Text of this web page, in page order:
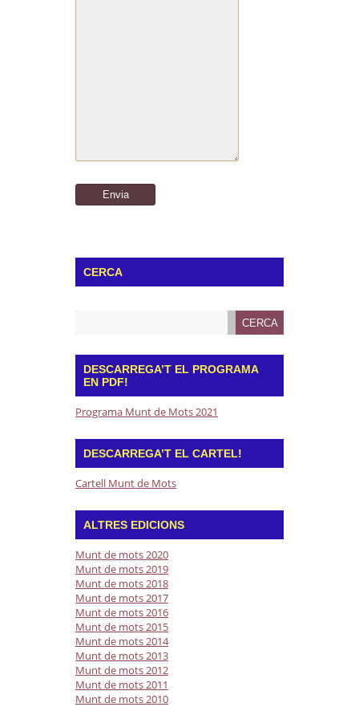
CERCA
DESCARREGA’T EL PROGRAMA
EN PDF!
Programa Munt de Mots 2021
DESCARREGA’T EL CARTEL!
Cartell Munt de Mots
ALTRES EDICIONS
Munt de mots 2020
Munt de mots 2019
Munt de mots 2018
Munt de mots 2017
Munt de mots 2016
Munt de mots 2015
Munt de mots 2014
Munt de mots 2013
Munt de mots 2012
Munt de mots 2011
Munt de mots 2010